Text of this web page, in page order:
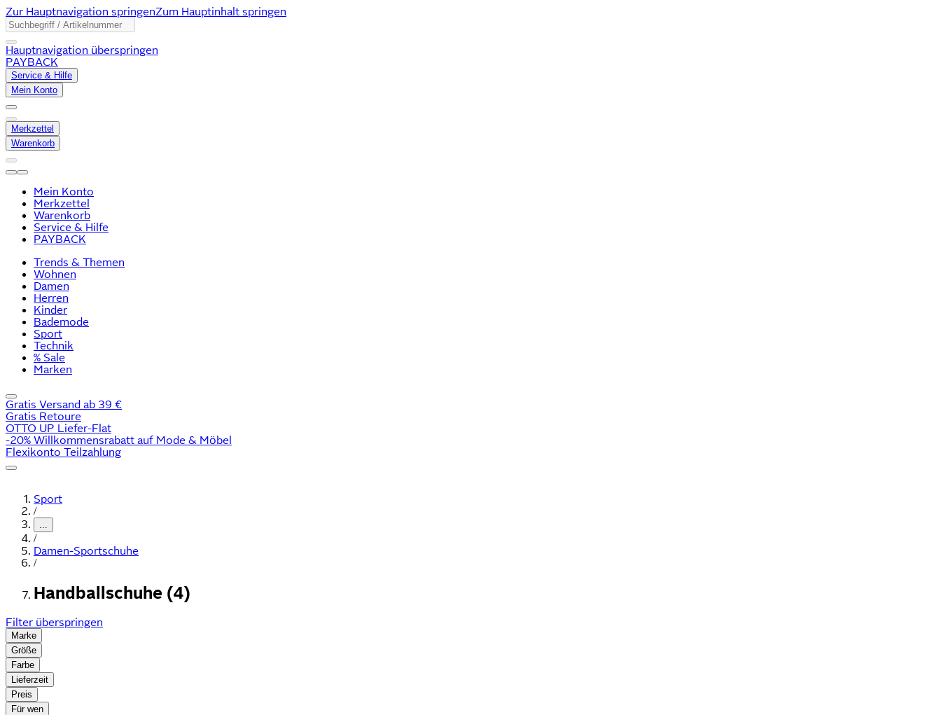
Zur Hauptnavigation springenZum Hauptinhalt springen
Hauptnavigation überspringen
PAYBACK
Service & Hilfe
Mein Konto
Merkzettel
Warenkorb
Mein Konto
Merkzettel
Warenkorb
Service & Hilfe
PAYBACK
Trends & Themen
Wohnen
Damen
Herren
Kinder
Bademode
Sport
Technik
% Sale
Marken
Gratis Versand ab 39 €
Gratis Retoure
OTTO UP Liefer-Flat
-20% Willkommensrabatt auf Mode & Möbel
Flexikonto Teilzahlung
Sport
/
...
/
Damen-Sportschuhe
/
Handballschuhe (4)
Filter überspringen
Marke
Größe
Farbe
Lieferzeit
Preis
Für wen